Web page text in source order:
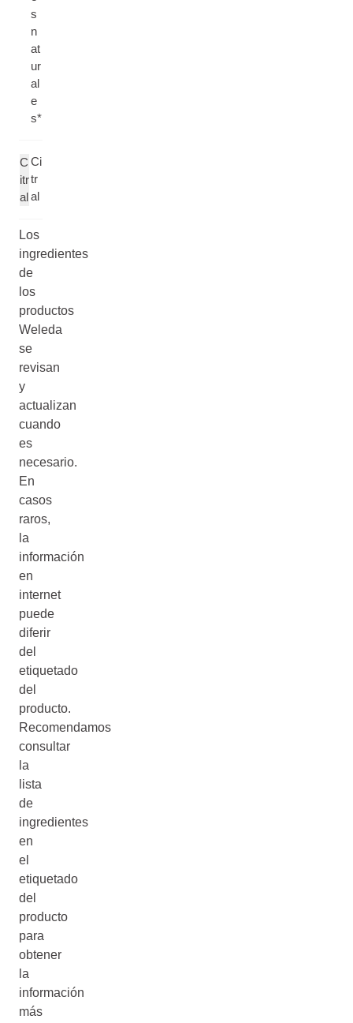
s
n
at
ur
al
e
s*
C
itr
al
Ci
tr
al
Los
ingredientes
de
los
productos
Weleda
se
revisan
y
actualizan
cuando
es
necesario.
En
casos
raros,
la
información
en
internet
puede
diferir
del
etiquetado
del
producto.
Recomendamos
consultar
la
lista
de
ingredientes
en
el
etiquetado
del
producto
para
obtener
la
información
más